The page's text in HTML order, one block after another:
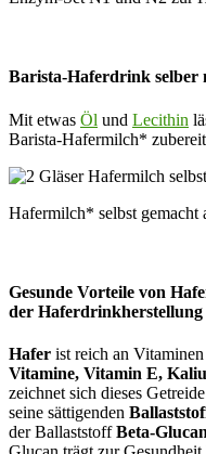
Barista-Haferdrink selber
Mit etwas Öl und Lecithin
Barista-Hafermilch*
Hafermilch* selbst gemacht
Gesunde Vorteile von
der Haferdrinkherstellung
Hafer ist reich an
Vitamine, Vitamin E,
zeichnet sich dieses
seine sättigenden
der BallaststoffBeta-Glucan